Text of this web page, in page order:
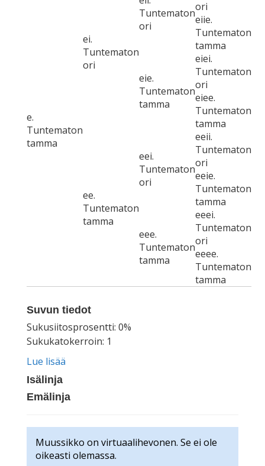
e.
Tuntematon
tamma
ei.
Tuntematon
ori
Tuntematon
ori
ori
eiie.
Tuntematon
tamma
eie.
Tuntematon
tamma
eiei.
Tuntematon
ori
eiee.
Tuntematon
tamma
ee.
Tuntematon
tamma
eei.
Tuntematon
ori
eeii.
Tuntematon
ori
eeie.
Tuntematon
tamma
eee.
Tuntematon
tamma
eeei.
Tuntematon
ori
eeee.
Tuntematon
tamma
Suvun tiedot
Sukusiitosprosentti: 0%
Sukukatokerroin: 1
Lue lisää
Isälinja
Emälinja
Muussikko on virtuaalihevonen. Se ei ole
oikeasti olemassa.